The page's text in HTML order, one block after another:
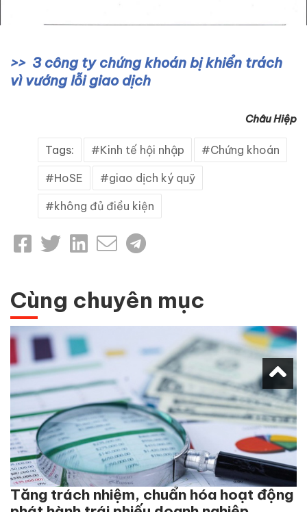
3 công ty chứng khoán bị khiển trách
vì vướng lỗi giao dịch
Châu Hiệp
Tags: Kinh tế hội nhập Chứng khoán
HoSE giao dịch ký quỹ
không đủ điều kiện
Cùng chuyên mục
Tăng trách nhiệm, chuẩn hóa hoạt động